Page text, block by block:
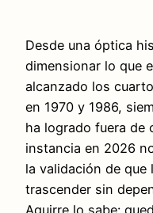
Desde una óptica
dimensionar lo que
alcanzado los
en 1970 y 1986,
ha logrado fuera de
instancia en 2026
la validación de que
trascender sin
Aguirre lo sabe: